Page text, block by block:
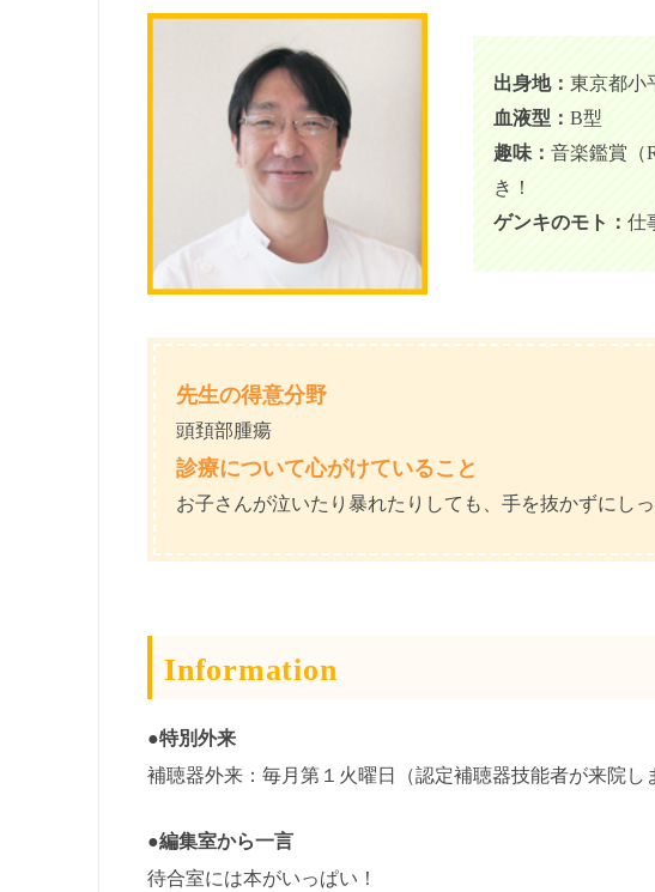
出身地：東京都小
血液型：B型
趣味：音楽鑑賞（
き！
ゲンキのモト：仕
先生の得意分野
頭頚部腫瘍
診療について心がけていること
お子さんが泣いたり暴れたりしても、手を抜かずにし
Information
●特別外来
補聴器外来：毎月第１火曜日（認定補聴器技能者が来院し
●編集室から一言
待合室には本がいっぱい！